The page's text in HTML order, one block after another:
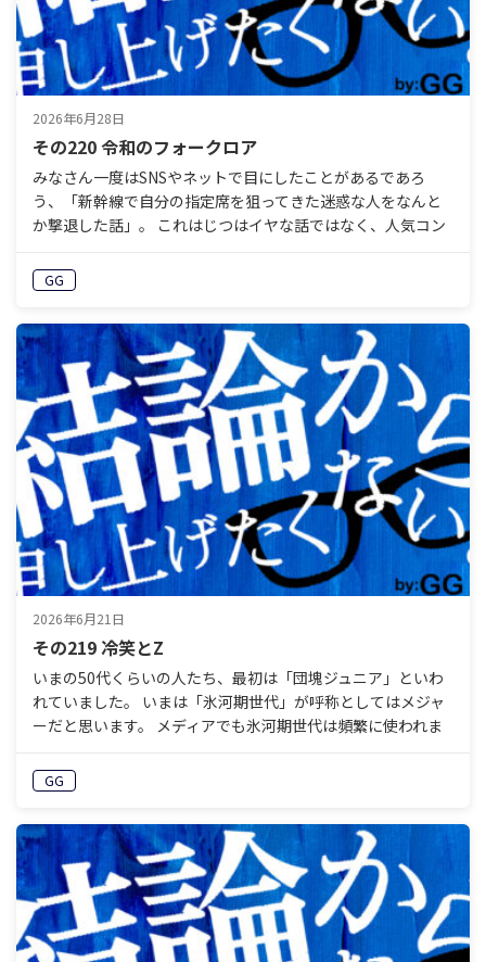
2026年6月28日
その220 令和のフォークロア
みなさん一度はSNSやネットで目にしたことがあるであろ
う、「新幹線で自分の指定席を狙ってきた迷惑な人をなんと
か撃退した話」。 これはじつはイヤな話ではなく、人気コン
シ…
GG
2026年6月21日
その219 冷笑とZ
いまの50代くらいの人たち、最初は「団塊ジュニア」といわ
れていました。 いまは「氷河期世代」が呼称としてはメジャ
ーだと思います。 メディアでも氷河期世代は頻繁に使われま
GG